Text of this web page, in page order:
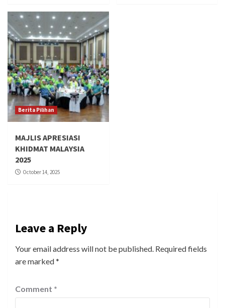
Berita Pilihan
MAJLIS APRESIASI
KHIDMAT MALAYSIA
2025
October 14, 2025
Leave a Reply
Your email address will not be published. Required fields
are marked*
Comment *